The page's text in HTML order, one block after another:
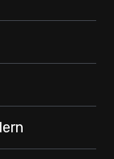
cât și
și o
vizionări: